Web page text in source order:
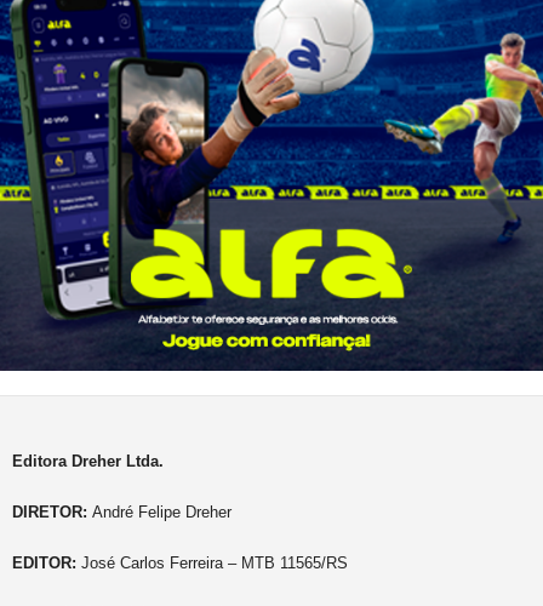
Editora Dreher Ltda.
DIRETOR: André Felipe Dreher
EDITOR: José Carlos Ferreira – MTB 11565/RS